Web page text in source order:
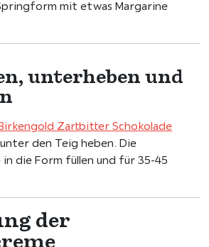
mit etwas Margarine
unterheben und
Zartbitter Schokolade
den Teig heben. Die
in die Form füllen und für 35-45
der